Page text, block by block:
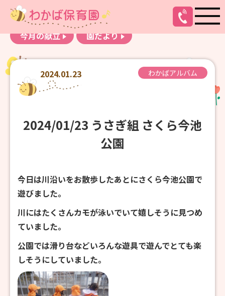
お知らせ
わかばアルバム
今月の献立
園だより
2024.01.23 わかばアルバム
2024/01/23 うさぎ組 さくら今池
公園
今日は川沿いをお散歩したあとにさくら今池公園で
遊びました。
川にはたくさんカモが泳いでいて嬉しそうに見つめ
ていました。
公園では滑り台などいろんな遊具で遊んでとても楽
しそうにしていました。